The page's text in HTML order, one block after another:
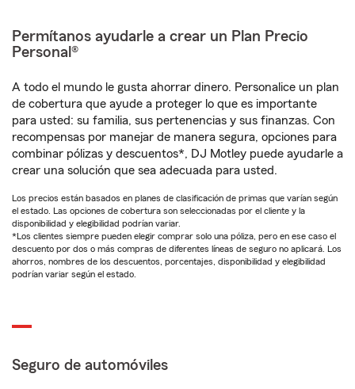
Permítanos ayudarle a crear un Plan Precio
Personal®
A todo el mundo le gusta ahorrar dinero. Personalice un plan
de cobertura que ayude a proteger lo que es importante
para usted: su familia, sus pertenencias y sus finanzas. Con
recompensas por manejar de manera segura, opciones para
combinar pólizas y descuentos*, DJ Motley puede ayudarle a
crear una solución que sea adecuada para usted.
Los precios están basados en planes de clasificación de primas que varían según
el estado. Las opciones de cobertura son seleccionadas por el cliente y la
disponibilidad y elegibilidad podrían variar.
*Los clientes siempre pueden elegir comprar solo una póliza, pero en ese caso el
descuento por dos o más compras de diferentes líneas de seguro no aplicará. Los
ahorros, nombres de los descuentos, porcentajes, disponibilidad y elegibilidad
podrían variar según el estado.
Seguro de automóviles